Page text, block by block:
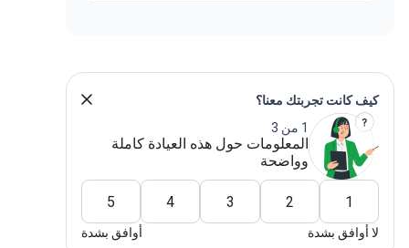
كيف كانت تجربتك معنا؟
1 من 3
المعلومات حول هذه العيادة كاملة
وواضحة
1
2
3
4
5
لا أوافق بشدة أوافق بشدة